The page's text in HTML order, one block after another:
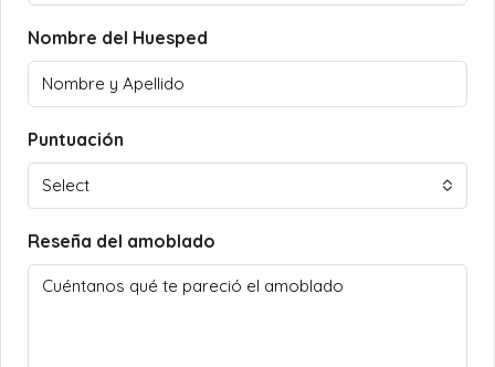
Nombre del Huesped
Puntuación
Select
Reseña del amoblado